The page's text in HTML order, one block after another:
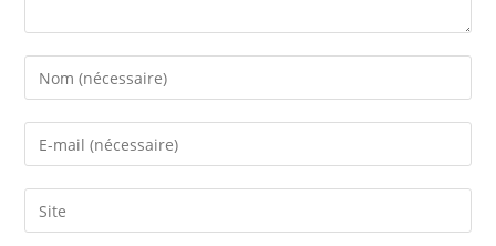
Enter
your
name
comment
Enter
your
email
address
Saisir
l’URL